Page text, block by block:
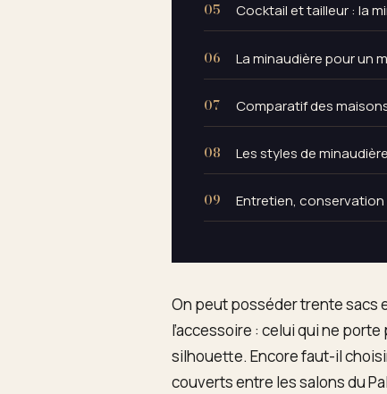
Cocktail et tailleur : la
La minaudière pour un
Comparatif des
Les styles de
Entretien,
On peut posséder trente sacs
l’accessoire : celui qui ne
silhouette. Encore faut-il
couverts entre les salons du